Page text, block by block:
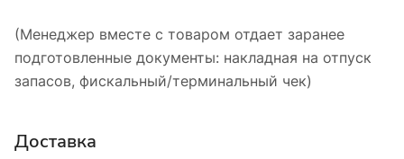
(Менеджер вместе с товаром отдает заранее
подготовленные документы: накладная на отпуск
запасов, фискальный/терминальный чек)
Доставка